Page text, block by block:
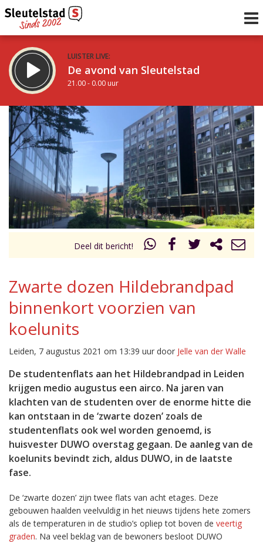
LUISTER LIVE:
De avond van Sleutelstad
21.00 - 0.00 uur
STRAKS:
De nacht van Sleutelstad
0.00 - 6.00 uur
Vorig uur
uur 1 van 0 Volgend uur
Inklappen
Deel dit bericht!
Zwarte dozen Hildebrandpad
binnenkort voorzien van
koelunits
Leiden, 7 augustus 2021 om 13:39 uur door Jelle van der Walle
De studentenflats aan het Hildebrandpad in Leiden
krijgen medio augustus een airco. Na jaren van
klachten van de studenten over de enorme hitte die
kan ontstaan in de ‘zwarte dozen’ zoals de
studentenflats ook wel worden genoemd, is
huisvester DUWO overstag gegaan. De aanleg van de
koelunits bevindt zich, aldus DUWO, in de laatste
fase.
De ‘zwarte dozen’ zijn twee flats van acht etages. Deze
gebouwen haalden veelvuldig in het nieuws tijdens hete zomers
als de temperaturen in de studio’s opliep tot boven de veertig
graden. Na veel beklag van de bewoners besloot DUWO